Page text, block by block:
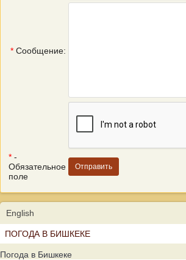
* Сообщение:
* -
Обязательное
поле
English
ПОГОДА В БИШКЕКЕ
Погода в Бишкеке